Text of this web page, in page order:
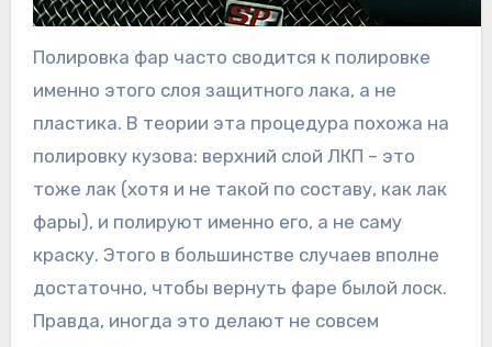
Полировка фар часто сводится к полировке
именно этого слоя защитного лака, а не
пластика. В теории эта процедура похожа на
полировку кузова: верхний слой ЛКП – это
тоже лак (хотя и не такой по составу, как лак
фары), и полируют именно его, а не саму
краску. Этого в большинстве случаев вполне
достаточно, чтобы вернуть фаре былой лоск.
Правда, иногда это делают не совсем